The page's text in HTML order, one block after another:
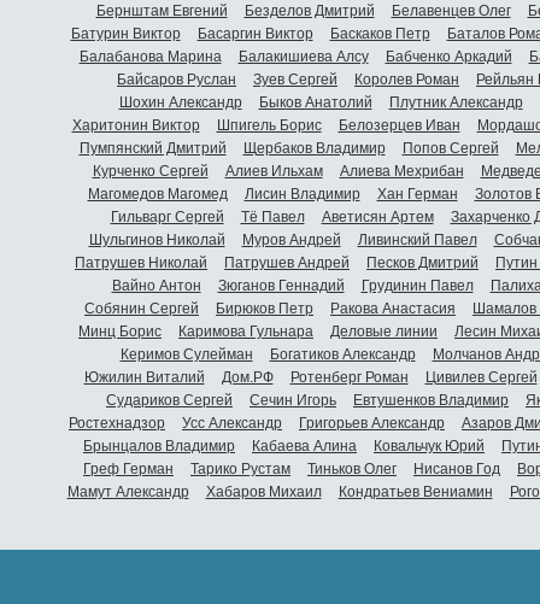
Бернштам Евгений
Безделов Дмитрий Белавенцев Олег
Батурин Виктор
Басаргин Виктор Баскаков Петр
Баталов
Балабанова Марина
Балакишиева Алсу Бабченко Аркадий
Байсаров Руслан
Зуев Сергей Королев Роман
Шохин Александр
Быков Анатолий Плутник Александр
Харитонин Виктор
Шпигель Борис Белозерцев Иван
Пумпянский Дмитрий
Щербаков Владимир Попов Сергей
Курченко Сергей
Алиев Ильхам Алиева Мехрибан
Магомедов Магомед
Лисин Владимир Хан Герман
Золотов
Гильварг Сергей
Тё Павел Аветисян Артем
Захарченко
Шульгинов Николай
Муров Андрей Ливинский Павел
Патрушев Николай
Патрушев Андрей Песков Дмитрий
Вайно Антон
Зюганов Геннадий Грудинин Павел
Собянин Сергей
Бирюков Петр Ракова Анастасия
Шамалов
Минц Борис
Каримова Гульнара Деловые линии
Лесин
Керимов Сулейман
Богатиков Александр
Молчанов
Южилин Виталий
Дом.РФ Ротенберг Роман
Цивилев Сергей
Судариков Сергей
Сечин Игорь Евтушенков Владимир
Ростехнадзор
Усс Александр Григорьев Александр
Азаров
Брынцалов Владимир
Кабаева Алина Ковальчук Юрий
Греф Герман
Тарико Рустам Тиньков Олег Нисанов Год
Мамут Александр
Хабаров Михаил Кондратьев Вениамин